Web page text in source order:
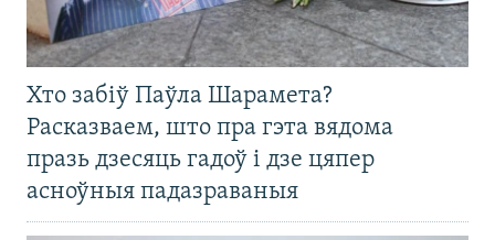
Хто забіў Паўла Шарамета?
Расказваем, што пра гэта вядома
празь дзесяць гадоў і дзе цяпер
асноўныя падазраваныя